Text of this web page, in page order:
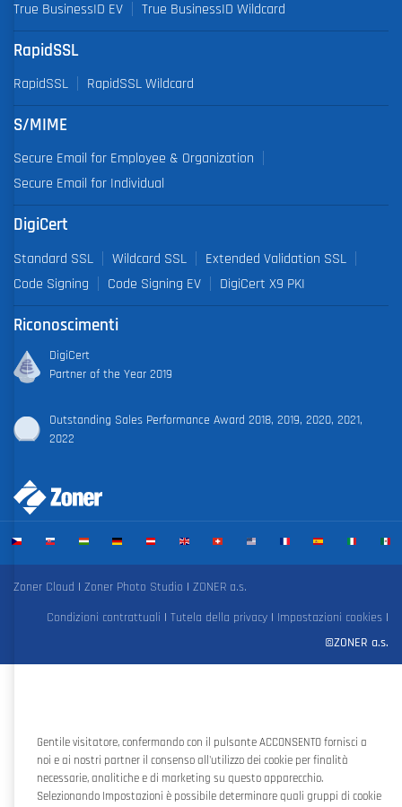
True BusinessID EV
True BusinessID Wildcard
RapidSSL
RapidSSL RapidSSL Wildcard
S/MIME
Secure Email for Employee & Organization
Secure Email for Individual
DigiCert
Standard SSL Wildcard SSL
Extended Validation SSL
Code Signing
Code Signing EV DigiCert X9 PKI
Riconoscimenti
DigiCert
Partner of the Year 2019
Outstanding Sales Performance Award 2018, 2019, 2020, 2021,
2022
Zoner Cloud | Zoner Photo Studio | ZONER a.s.
Condizioni contrattuali | Tutela della privacy | Impostazioni cookies |
©ZONER a.s.
Gentile visitatore, confermando con il pulsante ACCONSENTO fornisci a
noi e ai nostri partner il consenso all'utilizzo dei cookie per finalità
necessarie, analitiche e di marketing su questo apparecchio.
Selezionando Impostazioni è possibile determinare quali gruppi di cookie